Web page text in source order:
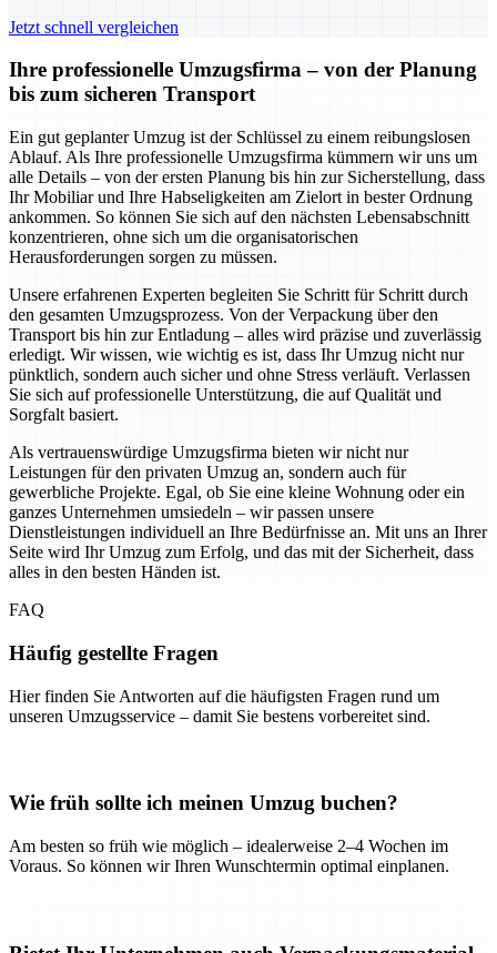
Jetzt schnell vergleichen
Ihre professionelle Umzugsfirma – von der Planung
bis zum sicheren Transport
Ein gut geplanter Umzug ist der Schlüssel zu einem reibungslosen
Ablauf. Als Ihre professionelle Umzugsfirma kümmern wir uns um
alle Details – von der ersten Planung bis hin zur Sicherstellung, dass
Ihr Mobiliar und Ihre Habseligkeiten am Zielort in bester Ordnung
ankommen. So können Sie sich auf den nächsten Lebensabschnitt
konzentrieren, ohne sich um die organisatorischen
Herausforderungen sorgen zu müssen.
Unsere erfahrenen Experten begleiten Sie Schritt für Schritt durch
den gesamten Umzugsprozess. Von der Verpackung über den
Transport bis hin zur Entladung – alles wird präzise und zuverlässig
erledigt. Wir wissen, wie wichtig es ist, dass Ihr Umzug nicht nur
pünktlich, sondern auch sicher und ohne Stress verläuft. Verlassen
Sie sich auf professionelle Unterstützung, die auf Qualität und
Sorgfalt basiert.
Als vertrauenswürdige Umzugsfirma bieten wir nicht nur
Leistungen für den privaten Umzug an, sondern auch für
gewerbliche Projekte. Egal, ob Sie eine kleine Wohnung oder ein
ganzes Unternehmen umsiedeln – wir passen unsere
Dienstleistungen individuell an Ihre Bedürfnisse an. Mit uns an Ihrer
Seite wird Ihr Umzug zum Erfolg, und das mit der Sicherheit, dass
alles in den besten Händen ist.
FAQ
Häufig gestellte Fragen
Hier finden Sie Antworten auf die häufigsten Fragen rund um
unseren Umzugsservice – damit Sie bestens vorbereitet sind.
Wie früh sollte ich meinen Umzug buchen?
Am besten so früh wie möglich – idealerweise 2–4 Wochen im
Voraus. So können wir Ihren Wunschtermin optimal einplanen.